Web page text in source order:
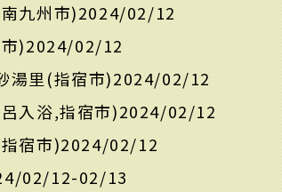
九州市)2024/02/12
)2024/02/12
湯里(指宿市)2024/02/12
入浴,指宿市)2024/02/12
宿市)2024/02/12
02/12-02/13